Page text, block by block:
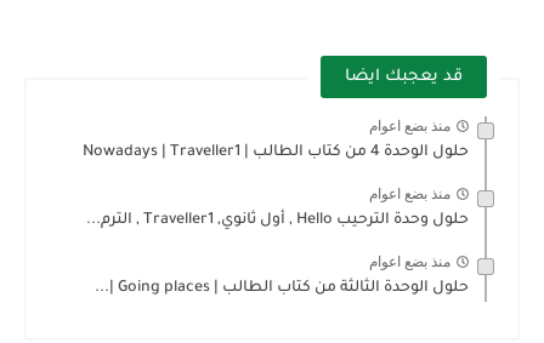
قد يعجبك ايضا
منذ بضع اعوام
حلول الوحدة 4 من كتاب الطالب | Nowadays | Traveller1
منذ بضع اعوام
حلول وحدة الترحيب Hello , أول ثانوي, Traveller1 , الترم...
منذ بضع اعوام
حلول الوحدة الثالثة من كتاب الطالب | Going places |...